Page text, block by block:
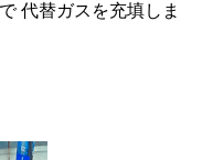
代替ガスを充填しま